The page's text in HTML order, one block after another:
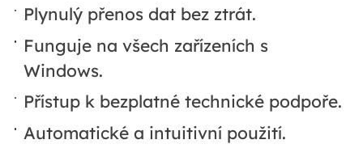
Plynulý přenos dat bez ztrát.
Funguje na všech zařízeních s
Windows.
Přístup k bezplatné technické podpoře.
Automatické a intuitivní použití.